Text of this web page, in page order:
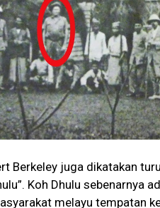
Berkeley juga dikatakan
Koh Dhulu sebenarnya
melayu tempatan